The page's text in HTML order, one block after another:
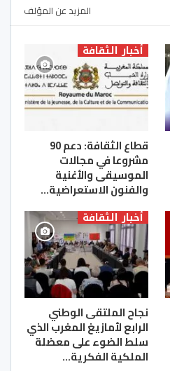
المزيد عن المؤلف
أخبار الثقافة
قطاع الثقافة: دعم 90
مشروعا في مجالات
الموسيقى والأغنية
والفنون الاستعراضية…
أخبار الثقافة
نجاح الملتقى الوطني
الرابع لأمازيغ المغرب الذي
سلط الضوء على معضلة
الملكية الفكرية…